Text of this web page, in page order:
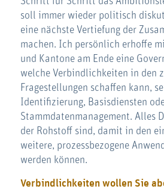
soll immer wieder politisch
eine nächste Vertiefung der
machen. Ich persönlich erhoffe
und Kantone am Ende eine
welche Verbindlichkeiten in den
Fragestellungen schaffen kann,
Identifizierung, Basisdiensten
Stammdatenmanagement. Alles
der Rohstoff sind, damit in den
weitere, prozessbezogene
werden können.
Verbindlichkeiten wollen Sie